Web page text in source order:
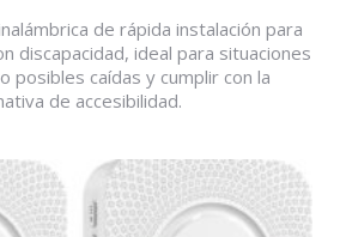
de rápida instalación para
discapacidad, ideal para situaciones
posibles caídas y cumplir con la
de accesibilidad.